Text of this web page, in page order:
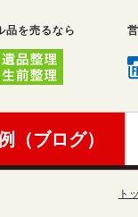
品を売るなら
（ブログ）
ト